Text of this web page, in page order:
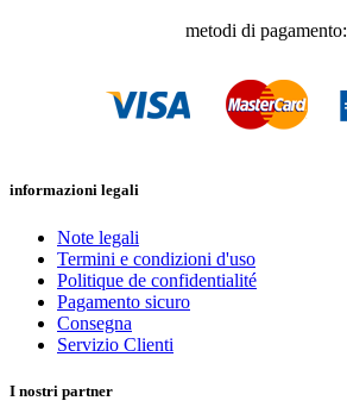
metodi di pagamento:
informazioni legali
Note legali
Termini e condizioni d'uso
Politique de confidentialité
Pagamento sicuro
Consegna
Servizio Clienti
I nostri partner